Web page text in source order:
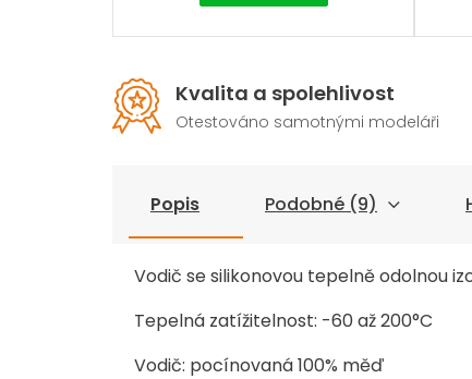
Kvalita a spolehlivost
Otestováno samotnými modeláři
Popis Podobné (9)
Vodič se silikonovou tepelně odolnou
Tepelná zatížitelnost: -60 až 200°C
Vodič: pocínovaná 100% měď